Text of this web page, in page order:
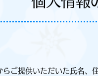
ご提供いただいた氏名、